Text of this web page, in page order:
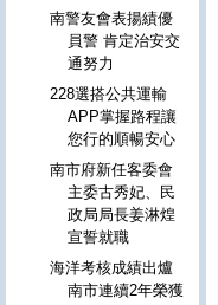
南警友會表揚績優
員警 肯定治安交
通努力
228選搭公共運輸
APP掌握路程讓
您行的順暢安心
南市府新任客委會
主委古秀妃、民
政局局長姜淋煌
宣誓就職
海洋考核成績出爐
南市連續2年榮獲